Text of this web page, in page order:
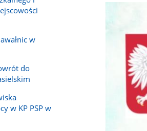
w
do
w KP PSP w